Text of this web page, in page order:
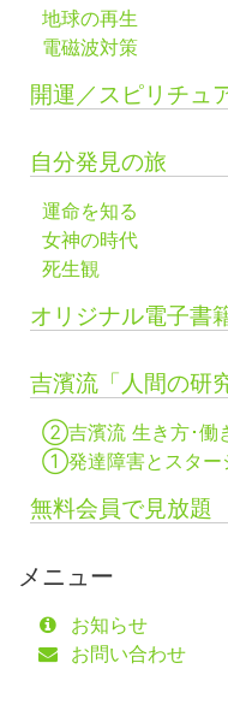
地球の再生
電磁波対策
開運／スピリチュ
自分発見の旅
運命を知る
女神の時代
死生観
オリジナル電子書
吉濱流「人間の研
②吉濱流 生き方･働
①発達障害とスター
無料会員で見放題
メニュー
お知らせ
お問い合わせ